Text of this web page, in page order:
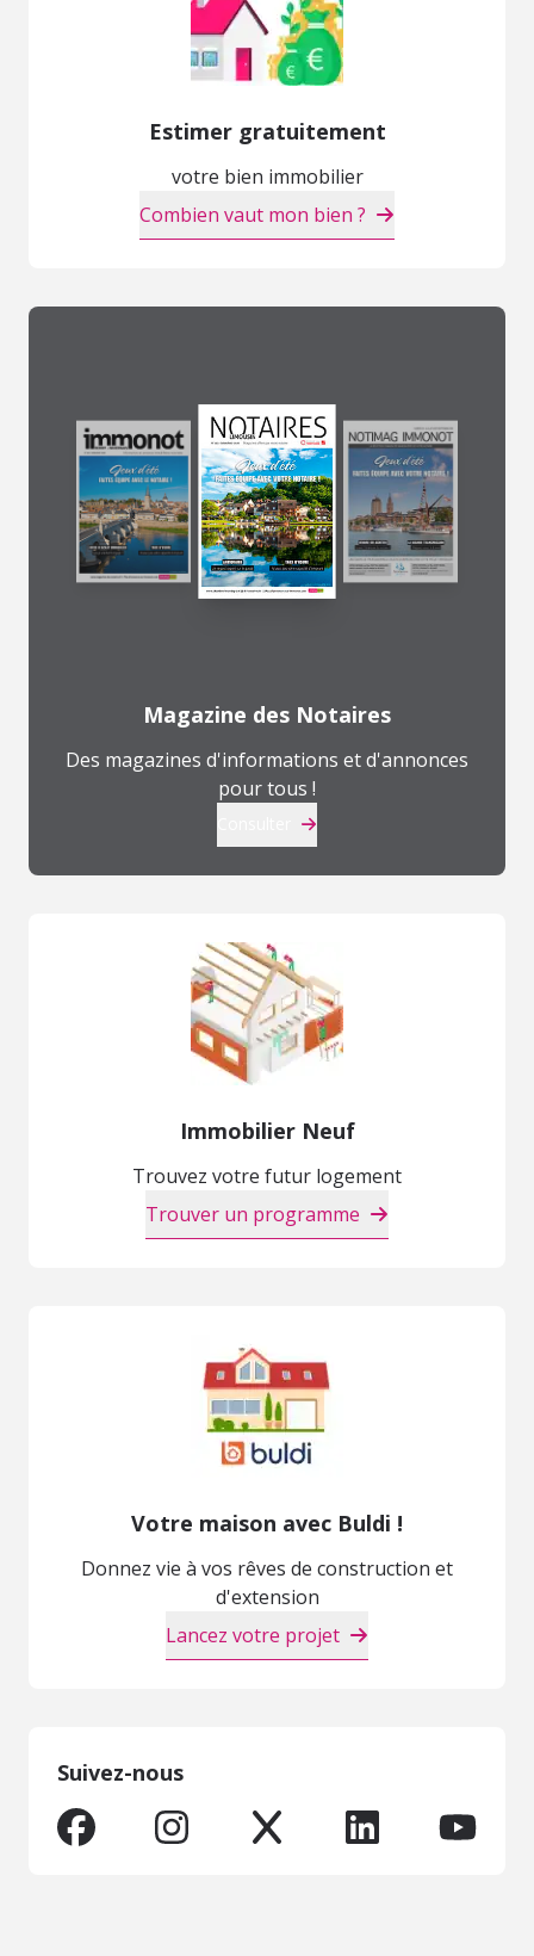
Estimer gratuitement
votre bien immobilier
Combien vaut mon bien ?
Magazine des Notaires
Des magazines d'informations et d'annonces
pour tous !
Immobilier Neuf
Trouvez votre futur logement
Trouver un programme
Votre maison avec Buldi !
Donnez vie à vos rêves de construction et
d'extension
Lancez votre projet
Suivez-nous